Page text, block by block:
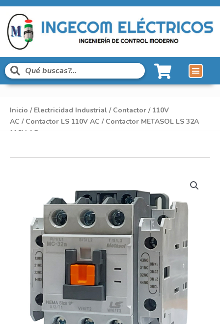
Inicio / Electricidad Industrial / Contactor / 110V
AC / Contactor LS 110V AC / Contactor METASOL LS 32A
110V AC